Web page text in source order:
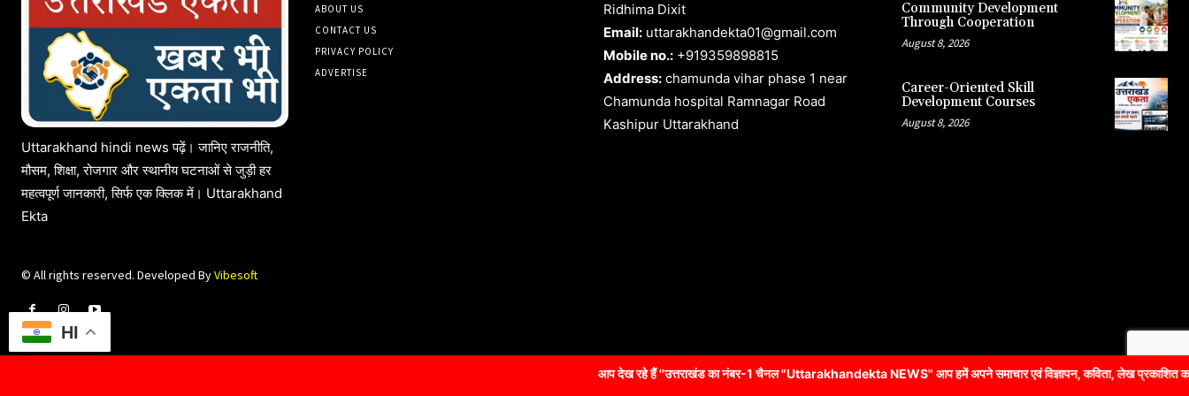
आप देख रहे हैं ''उत्तराखंड का नंबर-1 चैनल "Uttarakhandekta NEWS" आप हमें अपने समाचार एवं विज्ञापन, कविता, लेख प्रकाशित करने के लिए संपर्क कर
Uttarakhand hindi news पढ़ें। जानिए राजनीति,
मौसम, शिक्षा, रोजगार और स्थानीय घटनाओं से जुड़ी हर
महत्वपूर्ण जानकारी, सिर्फ एक क्लिक में। Uttarakhand
Ekta
© All rights reserved. Developed ByVibesoft
ABOUT US
CONTACT US
PRIVACY POLICY
ADVERTISE
Ridhima Dixit
Email: uttarakhandekta01@gmail.com
Mobile no.: +919359898815
Address: chamunda vihar phase 1 near
Chamunda hospital Ramnagar Road
Kashipur Uttarakhand
Community Development
Through Cooperation
August 8, 2026
Career-Oriented Skill
Development Courses
August 8, 2026
HI